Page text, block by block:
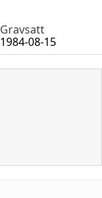
Gravsatt
1984-08-15